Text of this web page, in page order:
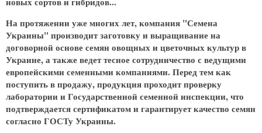
На протяжении уже многих лет, компания "Семена
Украины" производит заготовку и выращивание на
договорной основе семян овощных и цветочных культур в
Украине, а также ведет тесное сотрудничество с ведущими
европейскими семенными компаниями. Перед тем как
поступить в продажу, продукция проходит проверку
лаборатории и Государственной семенной инспекции, что
подтверждается сертификатом и гарантирует качество семян
согласно ГОСТу Украины.